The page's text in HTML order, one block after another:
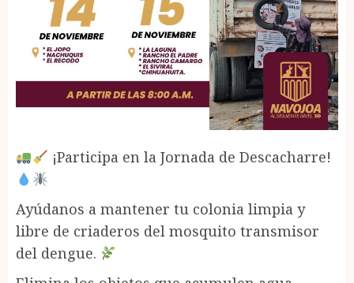
¡Participa en la Jornada de Descacharre!
Ayúdanos a mantener tu colonia limpia y
libre de criaderos del mosquito transmisor
del dengue.